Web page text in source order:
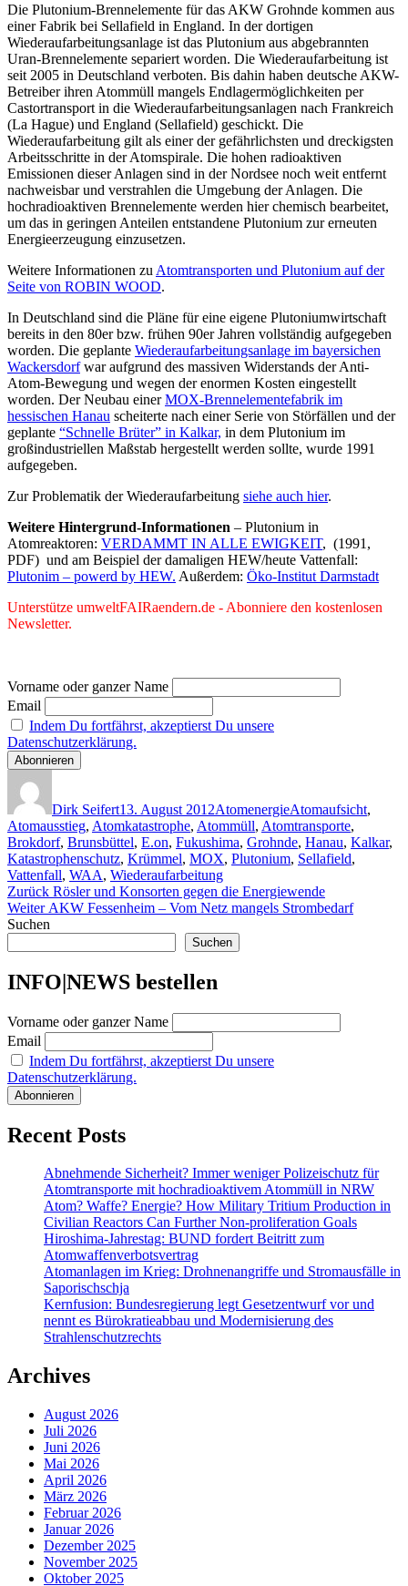
Die Plutonium-Brennelemente für das AKW Grohnde kommen aus
einer Fabrik bei Sellafield in England. In der dortigen
Wiederaufarbeitungsanlage ist das Plutonium aus abgebrannten
Uran-Brennelemente separiert worden. Die Wiederaufarbeitung ist
seit 2005 in Deutschland verboten. Bis dahin haben deutsche AKW-
Betreiber ihren Atommüll mangels Endlagermöglichkeiten per
Castortransport in die Wiederaufarbeitungsanlagen nach Frankreich
(La Hague) und England (Sellafield) geschickt. Die
Wiederaufarbeitung gilt als einer der gefährlichsten und dreckigsten
Arbeitsschritte in der Atomspirale. Die hohen radioaktiven
Emissionen dieser Anlagen sind in der Nordsee noch weit entfernt
nachweisbar und verstrahlen die Umgebung der Anlagen. Die
hochradioaktiven Brennelemente werden hier chemisch bearbeitet,
um das in geringen Anteilen entstandene Plutonium zur erneuten
Energieerzeugung einzusetzen.
Weitere Informationen zu Atomtransporten und Plutonium auf der
Seite von ROBIN WOOD.
In Deutschland sind die Pläne für eine eigene Plutoniumwirtschaft
bereits in den 80er bzw. frühen 90er Jahren vollständig aufgegeben
worden. Die geplante Wiederaufarbeitungsanlage im bayersichen
Wackersdorfwar aufgrund des massiven Widerstands der Anti-
Atom-Bewegung und wegen der enormen Kosten eingestellt
worden. Der Neubau einerMOX-Brennelementefabrik im
hessischen Hanau scheiterte nach einer Serie von Störfällen und der
geplante “Schnelle Brüter” in Kalkar, in dem Plutonium im
großindustriellen Maßstab hergestellt werden sollte, wurde 1991
aufgegeben.
Zur Problematik der Wiederaufarbeitung siehe auch hier.
Weitere Hintergrund-Informationen – Plutonium in
Atomreaktoren: VERDAMMT IN ALLE EWIGKEIT, (1991,
PDF) und am Beispiel der damaligen HEW/heute Vattenfall:
Plutonim – powerd by HEW. Außerdem: Öko-Institut Darmstadt
Unterstütze umweltFAIRaendern.de - Abonniere den kostenlosen
Newsletter.
Vorname oder ganzer Name
Email
Indem Du fortfährst, akzeptierst Du unsere
Datenschutzerklärung.
Dirk Seifert13. August 2012AtomenergieAtomaufsicht,
Atomausstieg, Atomkatastrophe, Atommüll, Atomtransporte,
Brokdorf, Brunsbüttel, E.on, Fukushima, Grohnde, Hanau, Kalkar,
Katastrophenschutz, Krümmel, MOX, Plutonium, Sellafield,
Vattenfall, WAA, Wiederaufarbeitung
Beitragsnavigation
Zurück Vorheriger
Beitrag:
Rösler und Konsorten gegen die Energiewende
Weiter Nächster
Beitrag:
AKW Fessenheim – Vom Netz mangels Strombedarf
Suchen
Suchen
INFO|NEWS bestellen
Vorname oder ganzer Name
Email
Indem Du fortfährst, akzeptierst Du unsere
Datenschutzerklärung.
Recent Posts
Abnehmende Sicherheit? Immer weniger Polizeischutz für
Atomtransporte mit hochradioaktivem Atommüll in NRW
Atom? Waffe? Energie? How Military Tritium Production in
Civilian Reactors Can Further Non-proliferation Goals
Hiroshima-Jahrestag: BUND fordert Beitritt zum
Atomwaffenverbotsvertrag
Atomanlagen im Krieg: Drohnenangriffe und Stromausfälle in
Saporischschja
Kernfusion: Bundesregierung legt Gesetzentwurf vor und
nennt es Bürokratieabbau und Modernisierung des
Strahlenschutzrechts
Archives
August 2026
Juli 2026
Juni 2026
Mai 2026
April 2026
März 2026
Februar 2026
Januar 2026
Dezember 2025
November 2025
Oktober 2025